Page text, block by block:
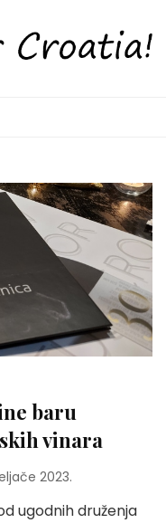
baru
vinara
2023.
ugodnih druženja